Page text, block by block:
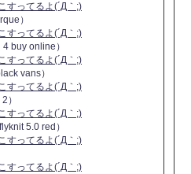
すってるよ(´Д｀;)
）
すってるよ(´Д｀;)
4 buy online）
すってるよ(´Д｀;)
vans）
すってるよ(´Д｀;)
）
すってるよ(´Д｀;)
5.0 red）
すってるよ(´Д｀;)
すってるよ(´Д｀;)